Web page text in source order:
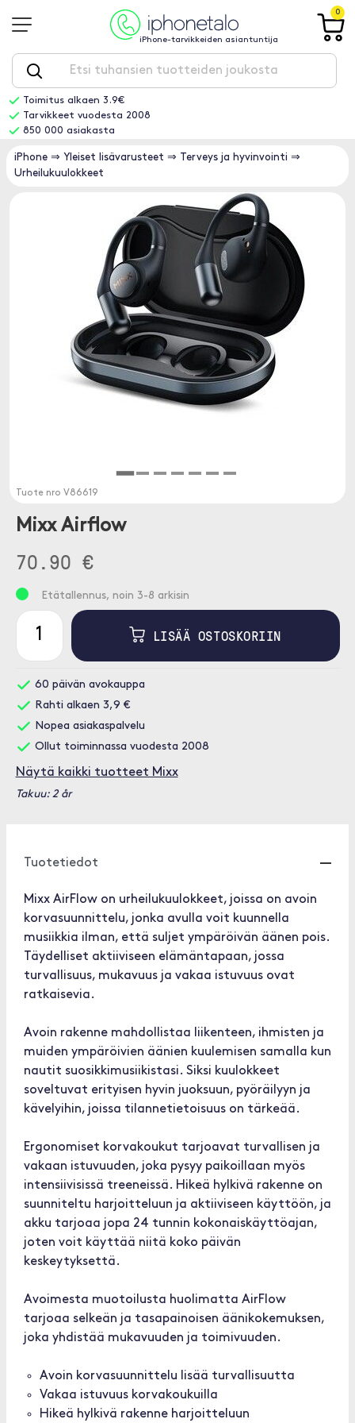
iPhone-tarvikkeiden asiantuntija
0
Toimitus alkaen 3.9€
Tarvikkeet vuodesta 2008
850 000 asiakasta
iPhone ⇒ Yleiset lisävarusteet ⇒ Terveys ja hyvinvointi ⇒
Urheilukuulokkeet
Tuote nro V86619
Mixx Airflow
70.90 €
Etätallennus, noin 3-8 arkisin
LISÄÄ OSTOSKORIIN
60 päivän avokauppa
Rahti alkaen 3,9 €
Nopea asiakaspalvelu
Ollut toiminnassa vuodesta 2008
Näytä kaikki tuotteet Mixx
Takuu: 2 år
Tuotetiedot
Mixx AirFlow on urheilukuulokkeet, joissa on avoin
korvasuunnittelu, jonka avulla voit kuunnella
musiikkia ilman, että suljet ympäröivän äänen pois.
Täydelliset aktiiviseen elämäntapaan, jossa
turvallisuus, mukavuus ja vakaa istuvuus ovat
ratkaisevia.
Avoin rakenne mahdollistaa liikenteen, ihmisten ja
muiden ympäröivien äänien kuulemisen samalla kun
nautit suosikkimusiikistasi. Siksi kuulokkeet
soveltuvat erityisen hyvin juoksuun, pyöräilyyn ja
kävelyihin, joissa tilannetietoisuus on tärkeää.
Ergonomiset korvakoukut tarjoavat turvallisen ja
vakaan istuvuuden, joka pysyy paikoillaan myös
intensiivisissä treeneissä. Hikeä hylkivä rakenne on
suunniteltu harjoitteluun ja aktiiviseen käyttöön, ja
akku tarjoaa jopa 24 tunnin kokonaiskäyttöajan,
joten voit käyttää niitä koko päivän
keskeytyksettä.
Avoimesta muotoilusta huolimatta AirFlow
tarjoaa selkeän ja tasapainoisen äänikokemuksen,
joka yhdistää mukavuuden ja toimivuuden.
Avoin korvasuunnittelu lisää turvallisuutta
Vakaa istuvuus korvakoukuilla
Hikeä hylkivä rakenne harjoitteluun